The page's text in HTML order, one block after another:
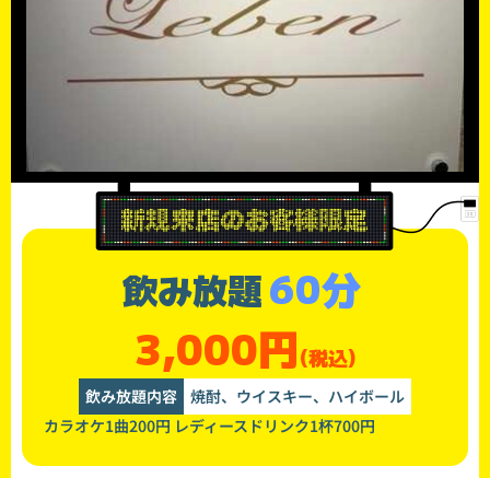
飲み放題60分
3,000円(税込)
飲み放題内容 焼酎、ウイスキー、ハイボール
カラオケ1曲200円 レディースドリンク1杯700円